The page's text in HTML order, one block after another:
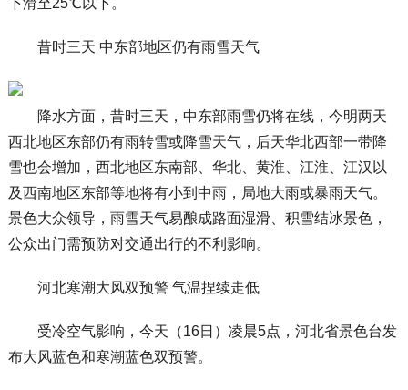
下滑至25℃以下。
昔时三天 中东部地区仍有雨雪天气
降水方面，昔时三天，中东部雨雪仍将在线，今明两天
西北地区东部仍有雨转雪或降雪天气，后天华北西部一带降
雪也会增加，西北地区东南部、华北、黄淮、江淮、江汉以
及西南地区东部等地将有小到中雨，局地大雨或暴雨天气。
景色大众领导，雨雪天气易酿成路面湿滑、积雪结冰景色，
公众出门需预防对交通出行的不利影响。
河北寒潮大风双预警 气温捏续走低
受冷空气影响，今天（16日）凌晨5点，河北省景色台发
布大风蓝色和寒潮蓝色双预警。